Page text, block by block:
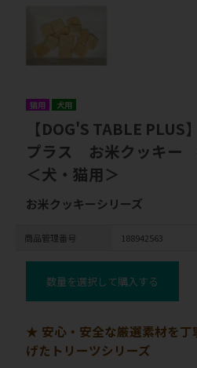
猫用 犬用
【DOG'S TABLE
プラス お米クッキー
＜犬・猫用＞
お米クッキーシリーズ
商品管理番号 188942563
数量を選択して購入する
★ 安心・安全な厳選素材を丁
げたトリーツシリーズ